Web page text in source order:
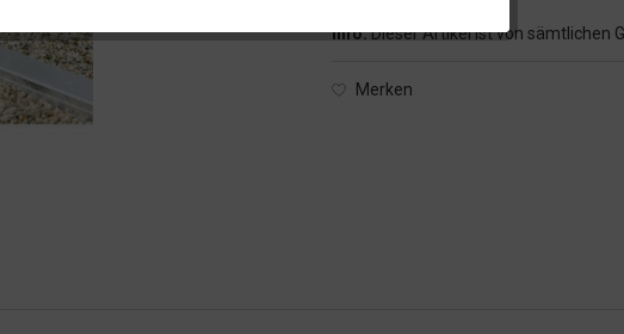
Info:Dieser Artikel ist von sämtlichen
Merken